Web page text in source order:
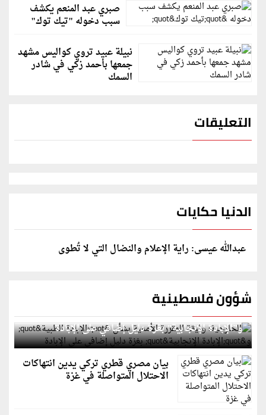
صبري عبد المنعم يكشف
سبب دخوله "تيك توك"
نبيلة عبيد تروي كواليس مشهد
جمعها بأحمد زكي في شادر
السمك
التعليقات
الدنيا حكايات
عبدالله عيسى: راية الإعلام والنضال التي لا تُطوى
شؤون فلسطينية
الخارجية: وثيقة المقررة الأممية بشأن "الإبادة الطبية"
و"الإبادة الإنجابية" بغزة دليل إضافي على الإبادة
بيان مصري قطري تركي يدين انتهاكات
الاحتلال المتواصلة في غزة